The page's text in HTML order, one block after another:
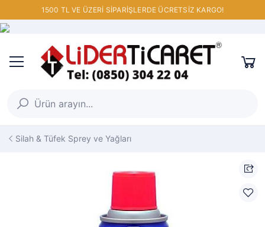
1500 TL VE ÜZERİ SİPARİŞLERDE ÜCRETSİZ KARGO!
Silah & Tüfek Sprey ve Yağları